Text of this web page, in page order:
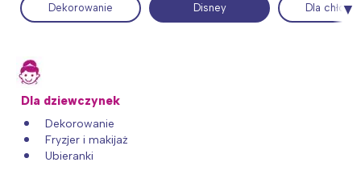
Dekorowanie Disney Dla
Dla dziewczynek
Dekorowanie
Fryzjer i makijaż
Ubieranki